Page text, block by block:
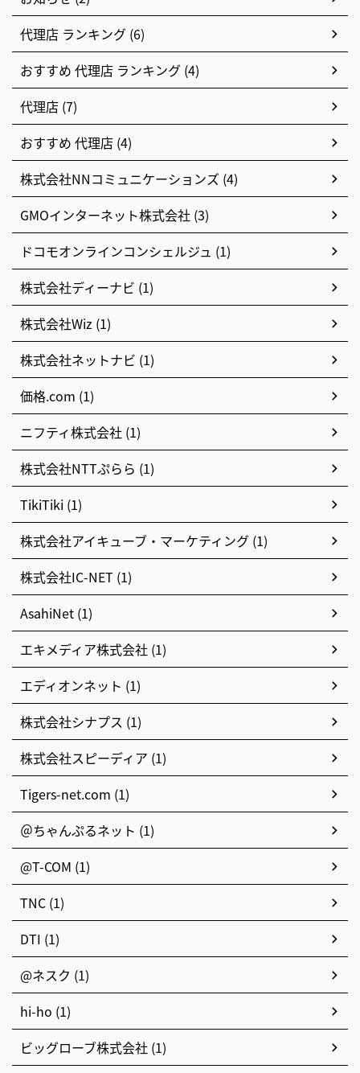
代理店 ランキング (6)
おすすめ 代理店 ランキング (4)
代理店 (7)
おすすめ 代理店 (4)
株式会社NNコミュニケーションズ (4)
GMOインターネット株式会社 (3)
ドコモオンラインコンシェルジュ (1)
株式会社ディーナビ (1)
株式会社Wiz (1)
株式会社ネットナビ (1)
価格.com (1)
ニフティ株式会社 (1)
株式会社NTTぷらら (1)
TikiTiki (1)
株式会社アイキューブ・マーケティング (1)
株式会社IC-NET (1)
AsahiNet (1)
エキメディア株式会社 (1)
エディオンネット (1)
株式会社シナプス (1)
株式会社スピーディア (1)
Tigers-net.com (1)
＠ちゃんぷるネット (1)
@T-COM (1)
TNC (1)
DTI (1)
@ネスク (1)
hi-ho (1)
ビッグローブ株式会社 (1)